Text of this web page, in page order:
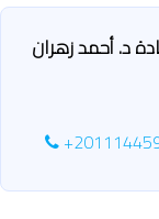
د. أحمد زهران